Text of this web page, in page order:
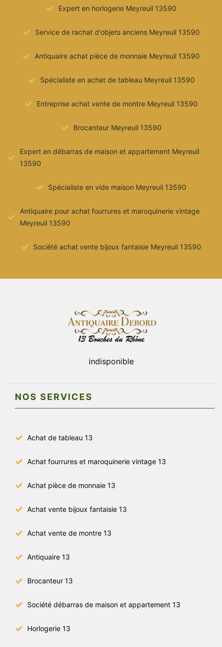
Expert en horlogerie Meyreuil 13590
Service de rachat d'objets anciens Meyreuil 13590
Antiquaire achat pièce de monnaie Meyreuil 13590
Spécialiste en achat de tableau Meyreuil 13590
Entreprise achat vente de montre Meyreuil 13590
Brocanteur Meyreuil 13590
Expert en débarras de maison et appartement Meyreuil
13590
Spécialiste en vide maison Meyreuil 13590
Antiquaire pour achat fourrures et maroquinerie vintage
Meyreuil 13590
Société achat vente bijoux fantaisie Meyreuil 13590
indisponible
NOS SERVICES
Achat de tableau 13
Achat fourrures et maroquinerie vintage 13
Achat pièce de monnaie 13
Achat vente bijoux fantaisie 13
Achat vente de montre 13
Antiquaire 13
Brocanteur 13
Société débarras de maison et appartement 13
Horlogerie 13